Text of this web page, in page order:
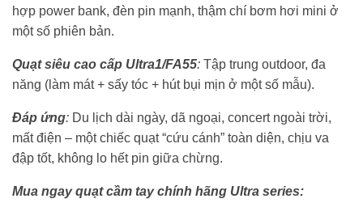
hợp power bank, đèn pin mạnh, thậm chí bơm hơi mini ở
một số phiên bản.
Quạt siêu cao cấp Ultra1/FA55: Tập trung outdoor, đa
năng (làm mát + sấy tóc + hút bụi mịn ở một số mẫu).
Đáp ứng: Du lịch dài ngày, dã ngoại, concert ngoài trời,
mất điện – một chiếc quạt “cứu cánh” toàn diện, chịu va
đập tốt, không lo hết pin giữa chừng.
Mua ngay quạt cầm tay chính hãng Ultra series: